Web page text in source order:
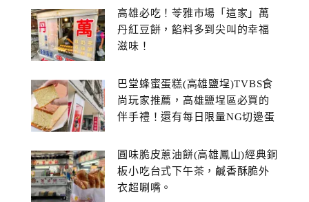
高雄必吃！苓雅市場「這家」萬
丹紅豆餅，餡料多到尖叫的幸福
滋味！
巴堂蜂蜜蛋糕(高雄鹽埕)TVBS食
尚玩家推薦，高雄鹽埕區必買的
伴手禮！還有每日限量NG切邊蛋
圓味脆皮蔥油餅(高雄鳳山)經典銅
板小吃台式下午茶，鹹香酥脆外
衣超唰嘴。